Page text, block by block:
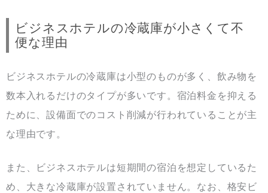
ビジネスホテルの冷蔵庫が小さくて不
便な理由
ビジネスホテルの冷蔵庫は小型のものが多く、飲み物を
数本入れるだけのタイプが多いです。宿泊料金を抑える
ために、設備面でのコスト削減が行われていることが主
な理由です。
また、ビジネスホテルは短期間の宿泊を想定しているた
め、大きな冷蔵庫が設置されていません。なお、格安ビ